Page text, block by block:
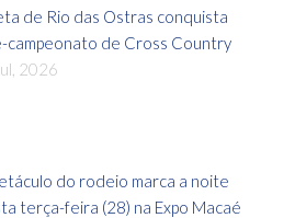
de Rio das Ostras conquista
campeonato de Cross Country
2026
do rodeio marca a noite
terça-feira (28) na Expo Macaé